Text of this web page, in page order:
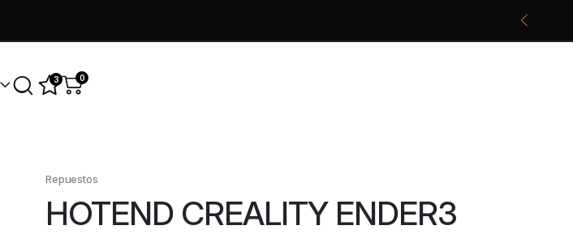
3 0
Repuestos
HOTEND CREALITY ENDER3